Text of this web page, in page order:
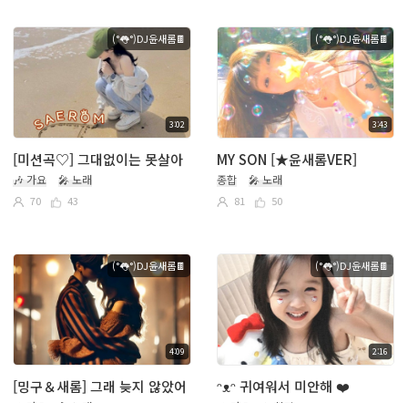
3:02
(°👅°)DJ윤새롬🍫
[미션곡♡] 그대없이는 못살아
🎶 가요 🎤 노래
70 43
3:43
(°👅°)DJ윤새롬🍫
MY SON [★윤새롬VER]
종합 🎤 노래
81 50
4:09
(°👅°)DJ윤새롬🍫
[밍구＆새롬] 그래 늦지 않았어
2:16
(°👅°)DJ윤새롬🍫
ᵔᴥᵔ 귀여워서 미안해 ❤️